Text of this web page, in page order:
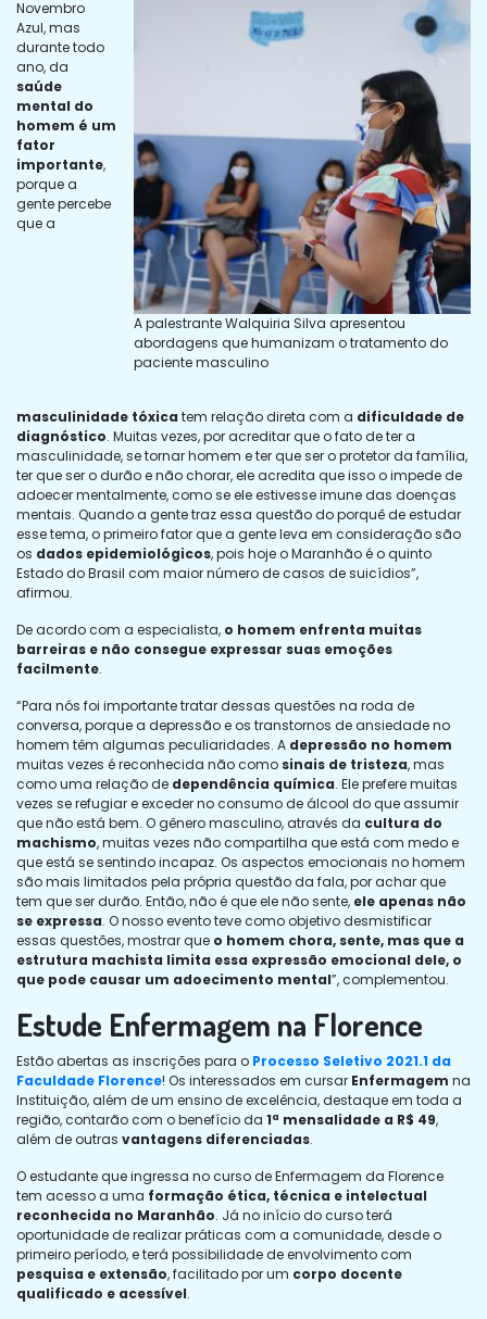
A palestrante Walquiria Silva apresentou
abordagens que humanizam o tratamento do
paciente masculino
Novembro
Azul, mas
durante todo
ano, da
saúde
mental do
homem é um
fator
importante,
porque a
gente percebe
que a
masculinidade tóxica tem relação direta com a dificuldade de
diagnóstico. Muitas vezes, por acreditar que o fato de ter a
masculinidade, se tornar homem e ter que ser o protetor da família,
ter que ser o durão e não chorar, ele acredita que isso o impede de
adoecer mentalmente, como se ele estivesse imune das doenças
mentais. Quando a gente traz essa questão do porquê de estudar
esse tema, o primeiro fator que a gente leva em consideração são
os dados epidemiológicos, pois hoje o Maranhão é o quinto
Estado do Brasil com maior número de casos de suicídios”,
afirmou.
De acordo com a especialista, o homem enfrenta muitas
barreiras e não consegue expressar suas emoções
facilmente.
“Para nós foi importante tratar dessas questões na roda de
conversa, porque a depressão e os transtornos de ansiedade no
homem têm algumas peculiaridades. A depressão no homem
muitas vezes é reconhecida não como sinais de tristeza, mas
como uma relação de dependência química. Ele prefere muitas
vezes se refugiar e exceder no consumo de álcool do que assumir
que não está bem. O gênero masculino, através da cultura do
machismo, muitas vezes não compartilha que está com medo e
que está se sentindo incapaz. Os aspectos emocionais no homem
são mais limitados pela própria questão da fala, por achar que
tem que ser durão. Então, não é que ele não sente, ele apenas não
se expressa. O nosso evento teve como objetivo desmistificar
essas questões, mostrar que o homem chora, sente, mas que a
estrutura machista limita essa expressão emocional dele, o
que pode causar um adoecimento mental”, complementou.
Estude Enfermagem na Florence
Estão abertas as inscrições para o Processo Seletivo 2021.1 da
Faculdade Florence! Os interessados em cursar Enfermagem na
Instituição, além de um ensino de excelência, destaque em toda a
região, contarão com o benefício da 1ª mensalidade a R$ 49,
além de outras vantagens diferenciadas.
O estudante que ingressa no curso de Enfermagem da Florence
tem acesso a uma formação ética, técnica e intelectual
reconhecida no Maranhão. Já no início do curso terá
oportunidade de realizar práticas com a comunidade, desde o
primeiro período, e terá possibilidade de envolvimento com
pesquisa e extensão, facilitado por um corpo docente
qualificado e acessível.